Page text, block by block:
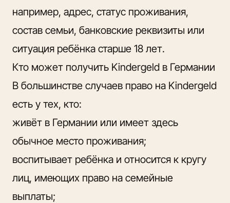
например, адрес, статус проживания,
состав семьи, банковские реквизиты или
ситуация ребёнка старше 18 лет.
Кто может получить Kindergeld в Германии
В большинстве случаев право на Kindergeld
есть у тех, кто:
живёт в Германии или имеет здесь
обычное место проживания;
воспитывает ребёнка и относится к кругу
лиц, имеющих право на семейные
выплаты;